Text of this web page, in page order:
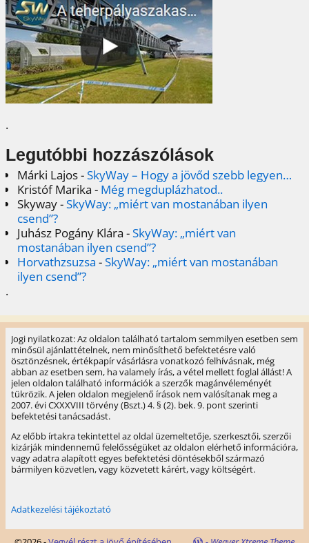
.
Legutóbbi hozzászólások
Márki Lajos-SkyWay – Hogy a jövőd szebb legyen…
Kristóf Marika - Még megduplázhatod..
Skyway-SkyWay: „miért van mostanában ilyen
csend”?
Juhász Pogány Klára -SkyWay: „miért van
mostanában ilyen csend”?
Horvathzsuzsa -SkyWay: „miért van mostanában
ilyen csend”?
.
Jogi nyilatkozat: Az oldalon található tartalom semmilyen esetben sem
minősül ajánlattételnek, nem minősíthető befektetésre való
ösztönzésnek, értékpapír vásárlásra vonatkozó felhívásnak, még
abban az esetben sem, ha valamely írás, a vétel mellett foglal állást! A
jelen oldalon található információk a szerzők magánvéleményét
tükrözik. A jelen oldalon megjelenő írások nem valósítanak meg a
2007. évi CXXXVIII törvény (Bszt.) 4. § (2). bek. 9. pont szerinti
befektetési tanácsadást.
Az előbb írtakra tekintettel az oldal üzemeltetője, szerkesztői, szerzői
kizárják mindennemű felelősségüket az oldalon elérhető információra,
vagy adatra alapított egyes befektetési döntésekből származó
bármilyen közvetlen, vagy közvetett kárért, vagy költségért.
Adatkezelési tájékoztató